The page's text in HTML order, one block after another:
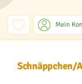
Mein
Schnäppchen/